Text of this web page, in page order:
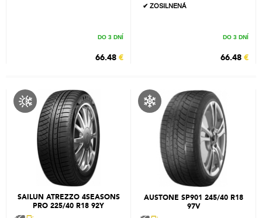
DO 3 DNÍ
66.48 €
✔ ZOSILNENÁ
DO 3 DNÍ
66.48 €
SAILUN ATREZZO 4SEASONS
PRO 225/40 R18 92Y
AUSTONE SP901 245/40 R18
97V